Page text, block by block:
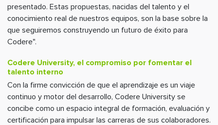
presentado. Estas propuestas, nacidas del talento y el
conocimiento real de nuestros equipos, son la base sobre la
que seguiremos construyendo un futuro de éxito para
Codere".
Codere University, el compromiso por fomentar el
talento interno
Con la firme convicción de que el aprendizaje es un viaje
continuo y motor del desarrollo, Codere University se
concibe como un espacio integral de formación, evaluación y
certificación para impulsar las carreras de sus colaboradores.